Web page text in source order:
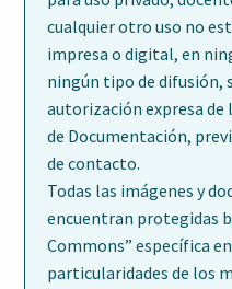
cualquier otro uso no
impresa o digital, en
ningún tipo de difusión,
autorización expresa de
de Documentación,
de contacto.
Todas las imágenes y
encuentran protegidas
Commons” específica
particularidades de los